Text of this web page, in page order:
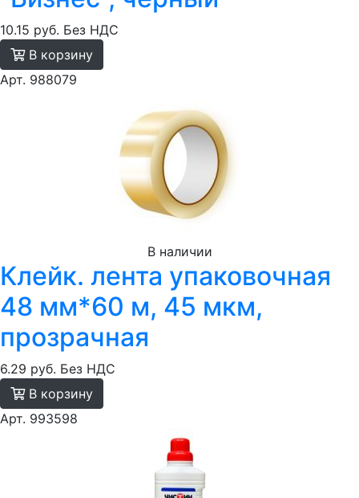
10.15 руб. Без НДС
В корзину
Арт. 988079
В наличии
Клейк. лента упаковочная
48 мм*60 м, 45 мкм,
прозрачная
6.29 руб. Без НДС
В корзину
Арт. 993598